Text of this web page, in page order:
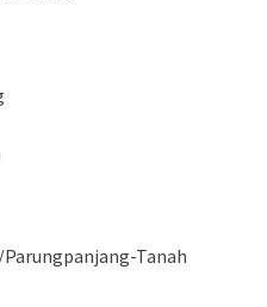
Tanah